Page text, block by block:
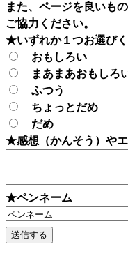
また、ページを良いもの
ご協力ください。
★いずれか１つお選びく
おもしろい
まあまあおもしろ
ふつう
ちょっとだめ
だめ
★感想（かんそう）やエ
★ペンネーム